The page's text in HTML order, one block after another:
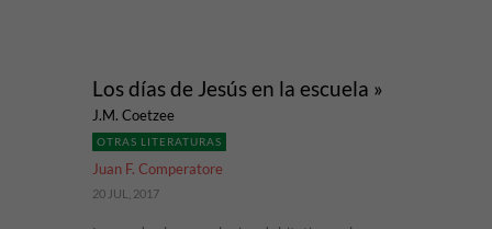
Los días de Jesús en la escuela »
J.M. Coetzee
OTRAS LITERATURAS
Juan F. Comperatore
20 JUL, 2017